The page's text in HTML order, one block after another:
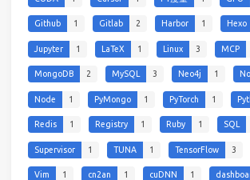
Github 1 Gitlab 2 Harbor 1 Hexo
Jupyter 1 LaTeX 1 Linux 3 MCP
MongoDB 2 MySQL 3 Neo4j 1
Node 1 PyMongo 1 PyTorch 1
Redis 1 Registry 1 Ruby 1 SQL
Supervisor 1 TUNA 1 TensorFlow 3
Vim 1 cn2an 1 cuDNN 1